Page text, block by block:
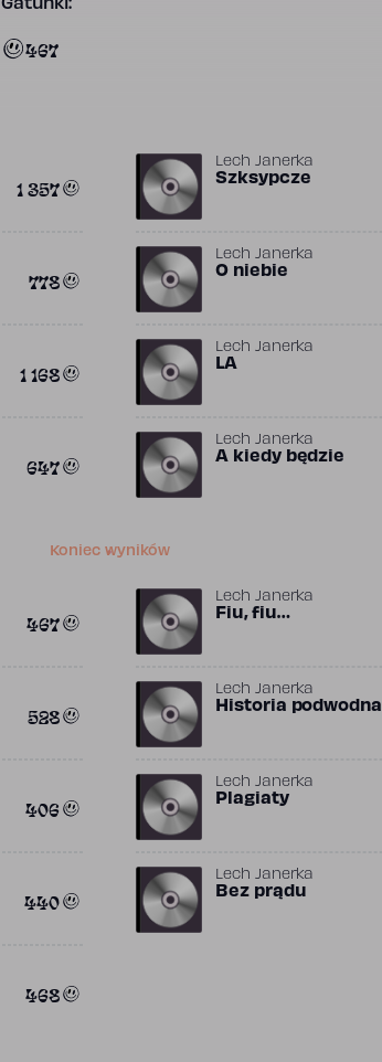
Gatunki:
467
1 357
Lech Janerka
Szksypcze
778
Lech Janerka
O niebie
1 168
Lech Janerka
LA
647
Lech Janerka
A kiedy będzie
Koniec wyników
467
Lech Janerka
Fiu, fiu…
528
Lech Janerka
Historia podwodna
406
Lech Janerka
Plagiaty
440
Lech Janerka
Bez prądu
468